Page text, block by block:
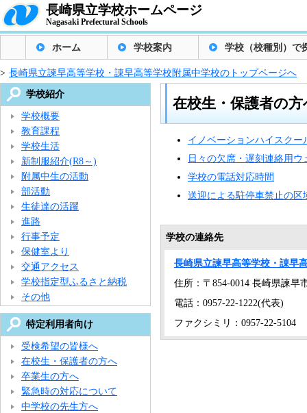
長崎県立学校ホームページ
Nagasaki Prefectural Schools
ホーム 学校案内 学校（校種別）で
> 長崎県立諫早高等学校・諌早高等学校附属中学校のトップページへ
在校生・保護者の方
イノベーションハイスク
日々の欠席・遅刻連絡用ウ
学校の電話対応時間
送迎による駐停車禁止の区
学校の連絡先
長崎県立諫早高等学校・諌早
住所：〒854-0014 長崎県諫早
電話：0957-22-1222(代表)
ファクシミリ：0957-22-5104
学校紹介
学校概要
教育課程
学校生活
新制服紹介(R8～)
附属中生の活動
部活動
生徒達の活躍
進路
行事予定
保健室より
交通アクセス
学校指定型ふるさと納税
その他
特定利用者向け
受検希望の皆様へ
在校生・保護者の方へ
卒業生の方へ
緊急時の対応について
中学校の先生方へ